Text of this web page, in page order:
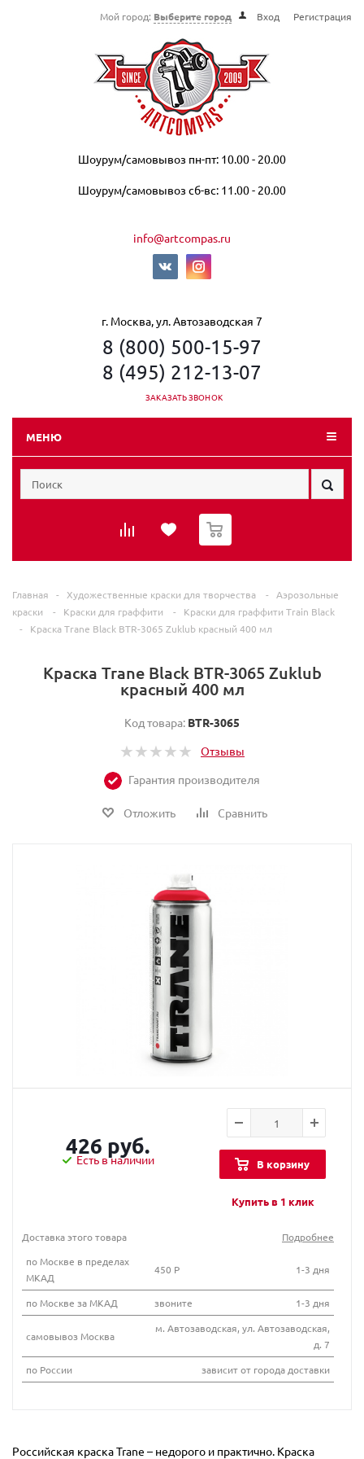
Мой город: Выберите город Вход Регистрация
Шоурум/самовывоз пн-пт: 10.00 - 20.00
Шоурум/самовывоз сб-вс: 11.00 - 20.00
info@artcompas.ru
г. Москва, ул. Автозаводская 7
8 (800) 500-15-97
8 (495) 212-13-07
ЗАКАЗАТЬ ЗВОНОК
МЕНЮ
0
Главная - Художественные краски для творчества -
Аэрозольные
краски
- Краски для граффити -
Краски для граффити Train Black
-
Краска Trane Black BTR-3065 Zuklub красный 400 мл
Краска Trane Black BTR-3065 Zuklub
красный 400 мл
Код товара: BTR-3065
Отзывы
Гарантия производителя
Отложить Сравнить
426 руб.
Есть в наличии В корзину
Купить в 1 клик
Доставка этого товара
Подробнее
по Москве в пределах
МКАД
450 Р 1-3 дня
по Москве за МКАД звоните 1-3 дня
самовывоз Москва
м. Автозаводская, ул. Автозаводская,
д. 7
по России
зависит от города доставки
Российская краска Trane – недорого и практично. Краска